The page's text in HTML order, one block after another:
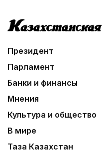
Президент
Парламент
Банки и финансы
Мнения
Культура и общество
В мире
Таза Казахстан